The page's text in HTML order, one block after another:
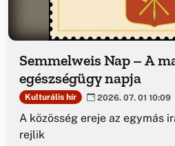
Semmelweis Nap – A
egészségügy napja
Kulturális hír 2026. 07. 01 10:09
A közösség ereje az egymás
rejlik